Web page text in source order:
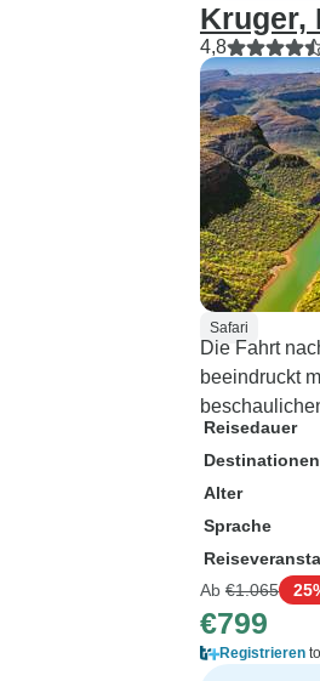
Kruger,
4,8
Safari
Die Fahrt
beeindruckt
Reisedauer
Destinationen
Alter
Sprache
Ab €1.065
€799
Registrieren